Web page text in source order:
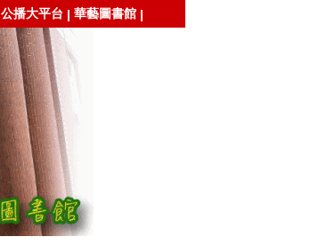
公播大平台 | 華藝圖書館|